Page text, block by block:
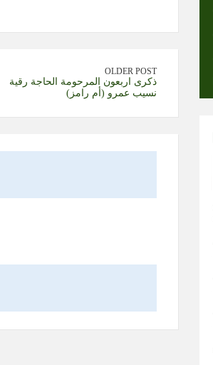
OLDER POST
ذكرى اربعون المرحومة الحاجة رقية
نسيب عمرو (أم رامز)